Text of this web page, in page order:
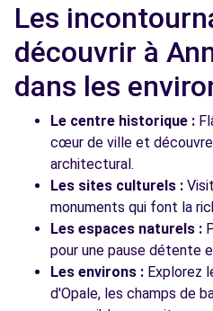
Les
découvrir à
dans les
Le centre historique :
cœur de ville et
architectural.
Les sites culturels :
monuments qui font la
Les espaces naturels :
pour une pause détente
Les environs : Explorez
d'Opale, les champs de